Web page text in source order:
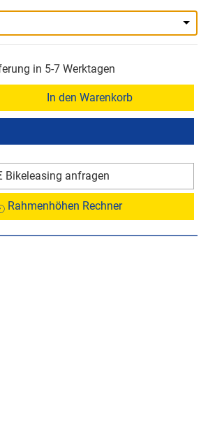
in 5-7 Werktagen
In den Warenkorb
Bikeleasing anfragen
Rahmenhöhen Rechner